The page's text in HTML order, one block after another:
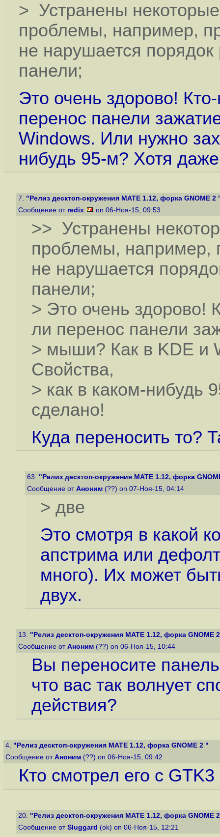
> Устранены
проблемы, например,
не нарушается
панели;
Это очень здорово!
перенос панели
Windows. Или нужно
нибудь 95-м? Хотя
7. "Релиз десктоп-окружения MATE 1.12, форка GNOME 2
Сообщение от redix on 06-Ноя-15, 09:53
>> Устранены
проблемы, например,
не нарушается
панели;
> Это очень здорово!
ли перенос панели
> мыши? Как в KDE и
Свойства,
> как в каком-нибудь
сделано!
Куда переносить то?
63. "Релиз десктоп-окружения MATE 1.12, форка
Сообщение от Аноним (??) on 07-Ноя-15, 04:14
> две
Это смотря в какой
апстрима или
много). Их может
двух.
13. "Релиз десктоп-окружения MATE 1.12, форка GNOME
Сообщение от Аноним (??) on 06-Ноя-15, 10:44
Вы переносите
что вас так волнует
действия?
4. "Релиз десктоп-окружения MATE 1.12, форка GNOME 2 "
Сообщение от Аноним (??) on 06-Ноя-15, 09:42
Кто смотрел его с
20. "Релиз десктоп-окружения MATE 1.12, форка GNOME
Сообщение от Sluggard (ok) on 06-Ноя-15, 12:21